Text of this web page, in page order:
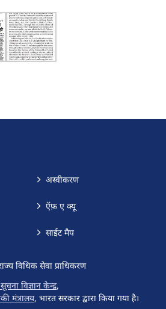
अस्वीकरण
ऍफ़ ए क्यू
साईट मैप
विधिक सेवा प्राधिकरण
सूचना विज्ञान केन्द्र,
मंत्रालय, भारत सरकार द्वारा किया गया है।